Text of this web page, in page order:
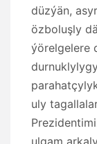
düzýän,
özboluşly
ýörelgelere
uly